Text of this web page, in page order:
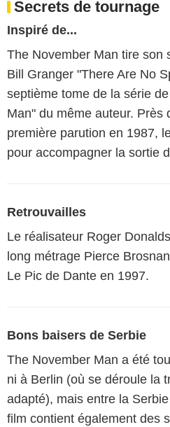
Secrets de tournage
Inspiré de...
The November Man tire son
Bill Granger "There Are No
septième tome de la série
Man" du même auteur. Près
première parution en 1987,
pour accompagner la sortie
Retrouvailles
Le réalisateur Roger
long métrage Pierce
Le Pic de Dante en 1997.
Bons baisers de Serbie
The November Man a été
ni à Berlin (où se déroule la
adapté), mais entre la
film contient également des